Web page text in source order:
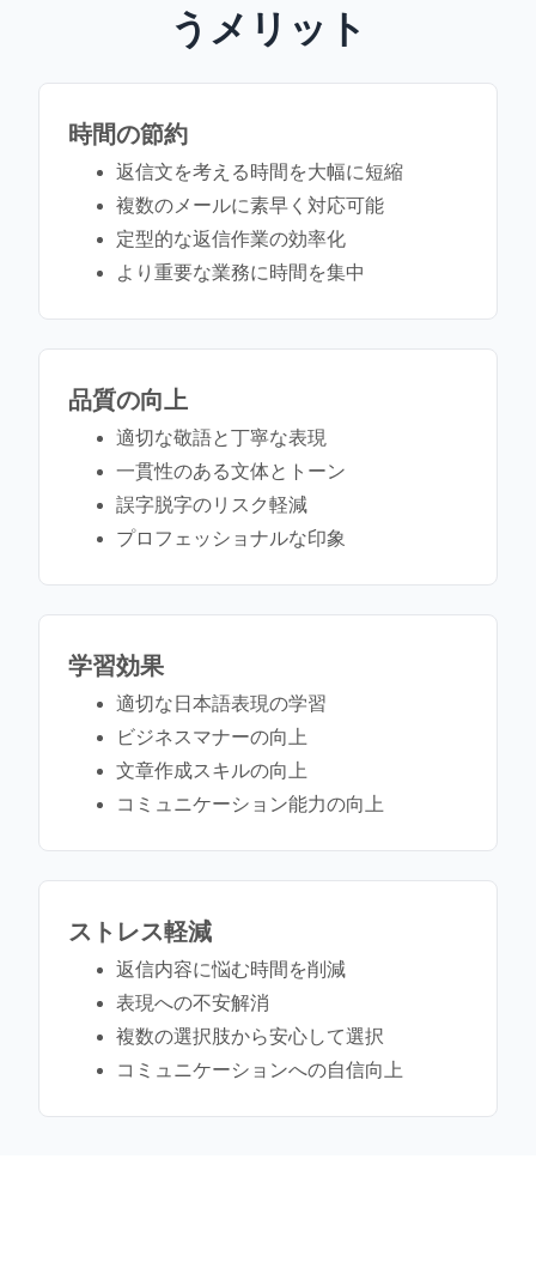
うメリット
時間の節約
返信文を考える時間を大幅に短縮
複数のメールに素早く対応可能
定型的な返信作業の効率化
より重要な業務に時間を集中
品質の向上
適切な敬語と丁寧な表現
一貫性のある文体とトーン
誤字脱字のリスク軽減
プロフェッショナルな印象
学習効果
適切な日本語表現の学習
ビジネスマナーの向上
文章作成スキルの向上
コミュニケーション能力の向上
ストレス軽減
返信内容に悩む時間を削減
表現への不安解消
複数の選択肢から安心して選択
コミュニケーションへの自信向上